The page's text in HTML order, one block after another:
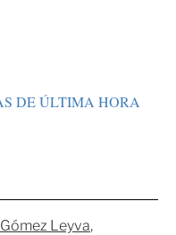
DE ÚLTIMA HORA
Leyva